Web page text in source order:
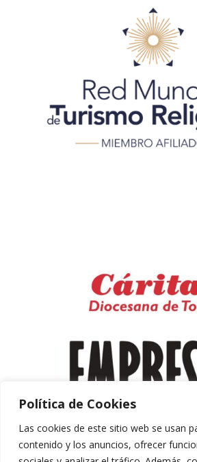
Política de Cookies
Las cookies de este sitio web se usan
contenido y los anuncios, ofrecer